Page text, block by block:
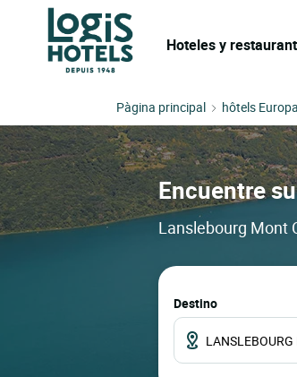
Hoteles y
Pàgina principal hôtels Europa
Encuentre
Lanslebourg Mont
Destino